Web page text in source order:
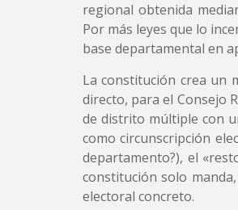
regional obtenida
Por más leyes que lo
base departamental en
La constitución crea un
directo, para el Consejo
de distrito múltiple con
como circunscripción
departamento?), el
constitución solo
electoral concreto.